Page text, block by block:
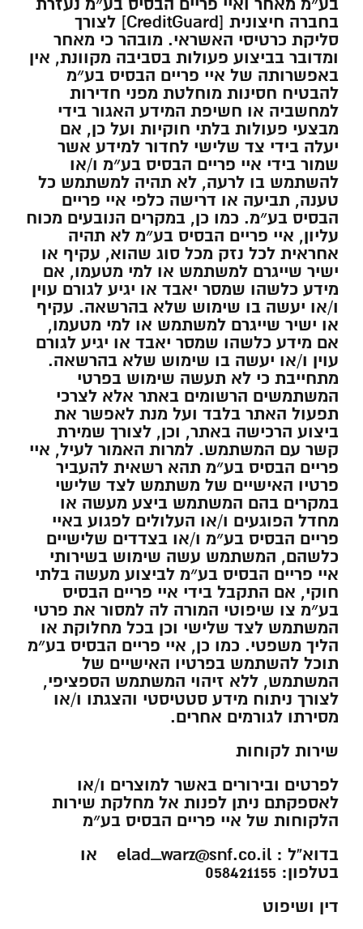
בע״מ מאחר ואיי פריים הבסיס בע״מ נעזרת
בחברה חיצונית [CreditGuard] לצורך
סליקת כרטיסי האשראי. מובהר כי מאחר
ומדובר בביצוע פעולות בסביבה מקוונת, אין
באפשרותה של איי פריים הבסיס בע״מ
להבטיח חסינות מוחלטת מפני חדירות
למחשביה או חשיפת המידע האגור בידי
מבצעי פעולות בלתי חוקיות ועל כן, אם
יעלה בידי צד שלישי לחדור למידע אשר
שמור בידי איי פריים הבסיס בע״מ ו/או
להשתמש בו לרעה, לא תהיה למשתמש כל
טענה, תביעה או דרישה כלפי איי פריים
הבסיס בע״מ. כמו כן, במקרים הנובעים מכוח
עליון, איי פריים הבסיס בע״מ לא תהיה
אחראית לכל נזק מכל סוג שהוא, עקיף או
ישיר שייגרם למשתמש או למי מטעמו, אם
מידע כלשהו שמסר יאבד או יגיע לגורם עוין
ו/או יעשה בו שימוש שלא בהרשאה. עקיף
או ישיר שייגרם למשתמש או למי מטעמו,
אם מידע כלשהו שמסר יאבד או יגיע לגורם
עוין ו/או יעשה בו שימוש שלא בהרשאה.
מתחייבת כי לא תעשה שימוש בפרטי
המשתמשים הרשומים באתר אלא לצרכי
תפעול האתר בלבד ועל מנת לאפשר את
ביצוע הרכישה באתר, וכן, לצורך שמירת
קשר עם המשתמש. למרות האמור לעיל, איי
פריים הבסיס בע״מ תהא רשאית להעביר
פרטיו האישיים של משתמש לצד שלישי
במקרים בהם המשתמש ביצע מעשה או
מחדל הפוגעים ו/או העלולים לפגוע באיי
פריים הבסיס בע״מ ו/או בצדדים שלישיים
כלשהם, המשתמש עשה שימוש בשירותי
איי פריים הבסיס בע״מ לביצוע מעשה בלתי
חוקי, אם התקבל בידי איי פריים הבסיס
בע״מ צו שיפוטי המורה לה למסור את פרטי
המשתמש לצד שלישי וכן בכל מחלוקת או
הליך משפטי. כמו כן, איי פריים הבסיס בע״מ
תוכל להשתמש בפרטיו האישיים של
המשתמש, ללא זיהוי המשתמש הספציפי,
לצורך ניתוח מידע סטטיסטי והצגתו ו/או
מסירתו לגורמים אחרים.
שירות לקוחות
לפרטים ובירורים באשר למוצרים ו/או
לאספקתם ניתן לפנות אל מחלקת שירות
הלקוחות של איי פריים הבסיס בע״מ
בדוא”ל : elad_warz@snf.co.il או
בטלפון: 058421155
דין ושיפוט